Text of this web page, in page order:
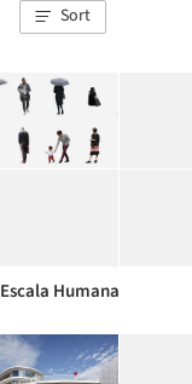
Sort
Escala Humana